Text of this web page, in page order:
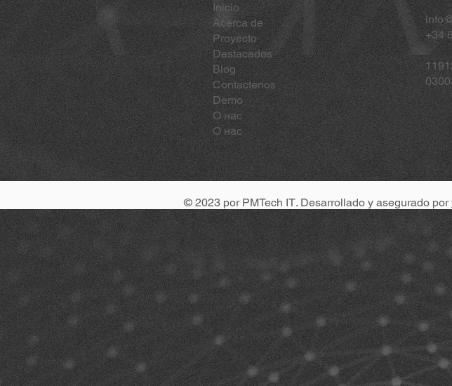
Inicio
Acerca de
Proyecto
Destacados
Blog
Contactenos
Demo
О нас
О нас
+34
© 2023 por PMTech IT. Desarrollado y asegurado por